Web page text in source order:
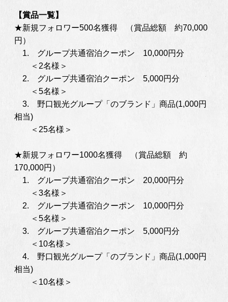
【賞品一覧】
★新規フォロワー500名獲得 （賞品総額 約70,000
円）
1. グループ共通宿泊クーポン 10,000円分
＜2名様＞
2. グループ共通宿泊クーポン 5,000円分
＜5名様＞
3. 野口観光グループ「のブランド」商品(1,000円
相当)
＜25名様＞
★新規フォロワー1000名獲得 （賞品総額 約
170,000円）
1. グループ共通宿泊クーポン 20,000円分
＜3名様＞
2. グループ共通宿泊クーポン 10,000円分
＜5名様＞
3. グループ共通宿泊クーポン 5,000円分
＜10名様＞
4. 野口観光グループ「のブランド」商品(1,000円
相当)
＜10名様＞